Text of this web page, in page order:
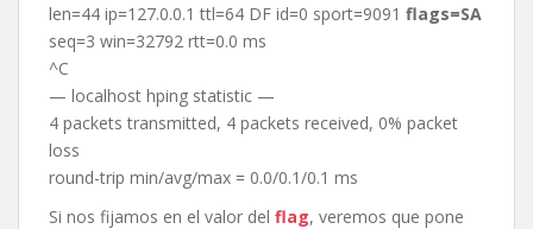
len=44 ip=127.0.0.1 ttl=64 DF id=0 sport=9091 flags=SA
seq=3 win=32792 rtt=0.0 ms
^C
— localhost hping statistic —
4 packets transmitted, 4 packets received, 0% packet
loss
round-trip min/avg/max = 0.0/0.1/0.1 ms
Si nos fijamos en el valor del flag, veremos que pone